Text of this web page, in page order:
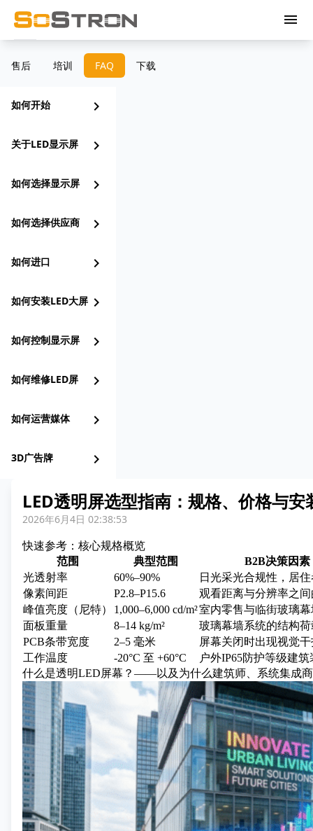
menu
售后 培训 FAQ 下载
如何开始 chevron_right
关于LED显示屏 chevron_right
如何选择显示屏 chevron_right
如何选择供应商 chevron_right
如何进口 chevron_right
如何安装LED大屏 chevron_right
如何控制显示屏 chevron_right
如何维修LED屏 chevron_right
如何运营媒体 chevron_right
3D广告牌 chevron_right
LED透明屏选型指南：规格、价格与安
2026年6月4日 02:38:53
快速参考：核心规格概览
范围
典型范围
B2B决策因素
光透射率
60%–90%
日光采光合规性，居
像素间距
P2.8–P15.6
观看距离与分辨率之
峰值亮度（尼特）
1,000–6,000 cd/m²室内零售与临街玻璃幕
面板重量
8–14 kg/m²
玻璃幕墙系统的结构荷
PCB条带宽度
2–5 毫米
屏幕关闭时出现视觉干
工作温度
-20°C 至 +60°C
户外IP65防护等级建筑
什么是透明LED屏幕？——以及为什么建筑师、系统集成